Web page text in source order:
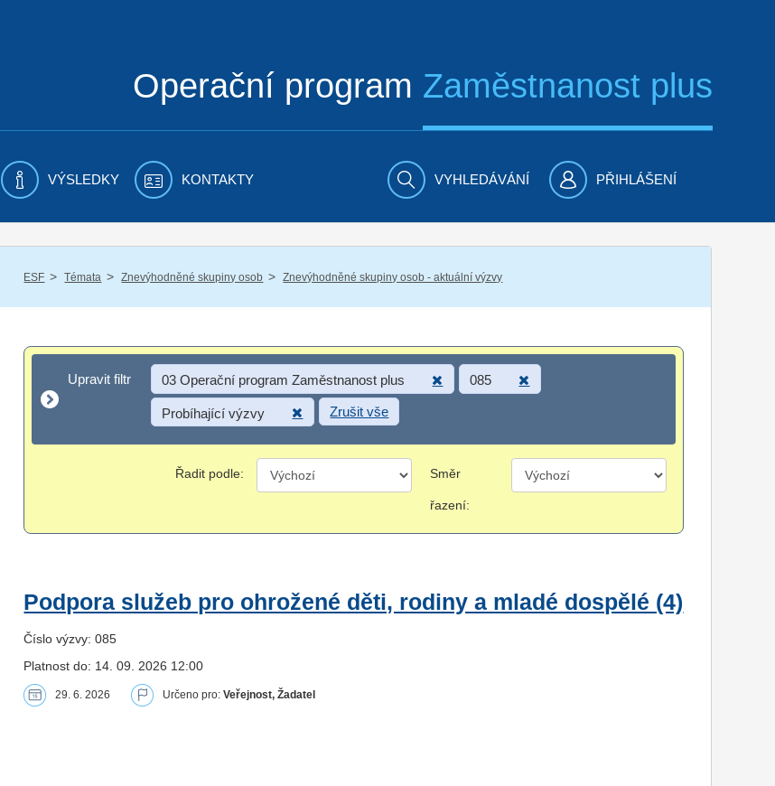
Operační program Zaměstnanost plus
VÝSLEDKY KONTAKTY VYHLEDÁVÁNÍ PŘIHLÁŠENÍ
ESF / Témata / Znevýhodněné skupiny osob / Znevýhodněné skupiny osob - aktuální výzvy
Upravit filtr
Upravit filtr 03 Operační program Zaměstnanost plus 085
Probíhající výzvy Zrušit vše
Řadit podle: Směr
řazení:
Podpora služeb pro ohrožené děti, rodiny a mladé dospělé (4)
Číslo výzvy: 085
Platnost do: 14. 09. 2026 12:00
29. 6. 2026 Určeno pro:Veřejnost, Žadatel